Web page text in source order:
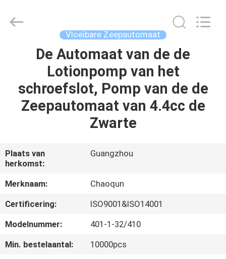
PRODUCTEN
ONGEVEER
FABRIEKSREIS
KWALITEITSCONTROLE
CONTACTEER
ONS
Reserved.
Vloeibare Zeepautomaat
De Automaat van de de
Lotionpomp van het
schroefslot, Pomp van de de
Zeepautomaat van 4.4cc de
Zwarte
Plaats van
herkomst:
Guangzhou
Merknaam:
Chaoqun
Certificering:
ISO9001&ISO14001
Modelnummer:
401-1-32/410
Min. bestelaantal:
10000pcs